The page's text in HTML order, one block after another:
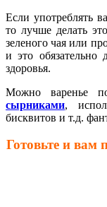
Если употреблять
то лучше делать
зеленого чая или
и это обязательно
здоровья.
Можно варенье
сырниками,
бисквитов и т.д.
Готовьте и вам